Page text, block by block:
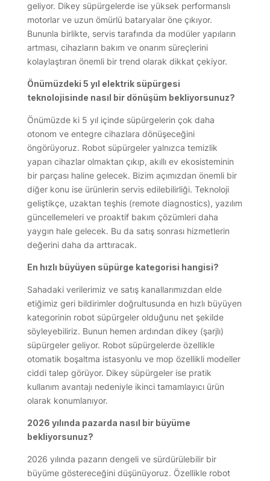
geliyor. Dikey süpürgelerde ise yüksek performanslı
motorlar ve uzun ömürlü bataryalar öne çıkıyor.
Bununla birlikte, servis tarafında da modüler yapıların
artması, cihazların bakım ve onarım süreçlerini
kolaylaştıran önemli bir trend olarak dikkat çekiyor.
Önümüzdeki 5 yıl elektrik süpürgesi
teknolojisinde nasıl bir dönüşüm bekliyorsunuz?
Önümüzde ki 5 yıl içinde süpürgelerin çok daha
otonom ve entegre cihazlara dönüşeceğini
öngörüyoruz. Robot süpürgeler yalnızca temizlik
yapan cihazlar olmaktan çıkıp, akıllı ev ekosisteminin
bir parçası haline gelecek. Bizim açımızdan önemli bir
diğer konu ise ürünlerin servis edilebilirliği. Teknoloji
geliştikçe, uzaktan teşhis (remote diagnostics), yazılım
güncellemeleri ve proaktif bakım çözümleri daha
yaygın hale gelecek. Bu da satış sonrası hizmetlerin
değerini daha da arttıracak.
En hızlı büyüyen süpürge kategorisi hangisi?
Sahadaki verilerimiz ve satış kanallarımızdan elde
etiğimiz geri bildirimler doğrultusunda en hızlı büyüyen
kategorinin robot süpürgeler olduğunu net şekilde
söyleyebiliriz. Bunun hemen ardından dikey (şarjlı)
süpürgeler geliyor. Robot süpürgelerde özellikle
otomatik boşaltma istasyonlu ve mop özellikli modeller
ciddi talep görüyor. Dikey süpürgeler ise pratik
kullanım avantajı nedeniyle ikinci tamamlayıcı ürün
olarak konumlanıyor.
2026 yılında pazarda nasıl bir büyüme
bekliyorsunuz?
2026 yılında pazarın dengeli ve sürdürülebilir bir
büyüme göstereceğini düşünüyoruz. Özellikle robot